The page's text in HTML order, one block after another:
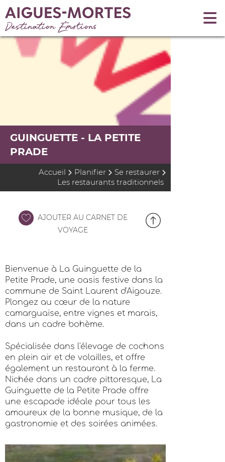
GUINGUETTE - LA PETITE
PRADE
Accueil Planifier
Se restaurer
Les restaurants traditionnels
AJOUTER AU CARNET DE
VOYAGE
Bienvenue à La Guinguette de la
Petite Prade, une oasis festive dans la
commune de Saint Laurent d'Aigouze.
Plongez au cœur de la nature
camarguaise, entre vignes et marais,
dans un cadre bohème.
Spécialisée dans l'élevage de cochons
en plein air et de volailles, et offre
également un restaurant à la ferme.
Nichée dans un cadre pittoresque, La
Guinguette de la Petite Prade offre
une escapade idéale pour tous les
amoureux de la bonne musique, de la
gastronomie et des soirées animées.